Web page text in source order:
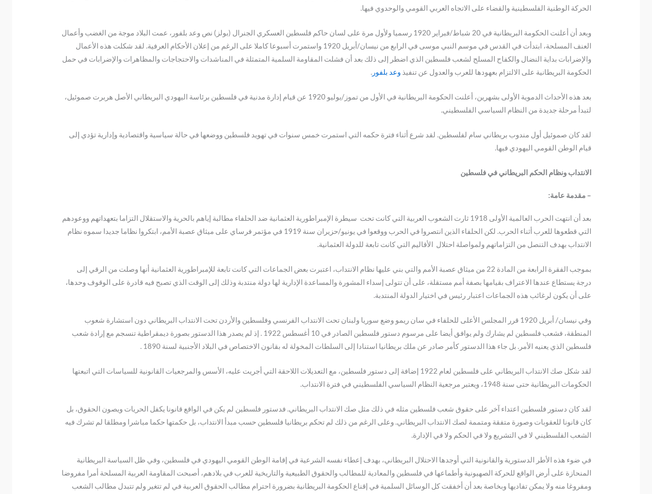
الحركة الوطنية الفلسطينية والقضاء على الاتجاه العربي القومي والوحدوي فيها.
وبعد أن أعلنت الحكومة البريطانية في 20 شباط/فبراير 1920 رسميا ولأول مرة على لسان حاكم فلسطين العسكري الجنرال (بولز) نص وعد بلفور، عمت البلاد موجة من الغضب وأعمال
العنف المسلحة، ابتدأت في القدس في موسم النبي موسى في الرابع من نيسان/أبريل 1920 واستمرت أسبوعا كاملا على الرغم من إعلان الأحكام العرفية. لقد شكلت هذه الأعمال
والإضرابات بداية النضال والكفاح المسلح لشعب فلسطين الذي اضطر إلى ذلك بعد أن فشلت المقاومة السلمية المتمثلة في المناشدات والاحتجاجات والمظاهرات والإضرابات في حمل
الحكومة البريطانية على الالتزام بعهودها للعرب والعدول عن تنفيذ وعد بلفور.
بعد هذه الأحداث الدموية الأولى بشهرين، أعلنت الحكومة البريطانية في الأول من تموز/يوليو 1920 عن قيام إدارة مدنية في فلسطين برئاسة اليهودي البريطاني الأصل هربرت صموئيل،
لتبدأ مرحلة جديدة من النظام السياسي الفلسطيني.
لقد كان صموئيل أول مندوب بريطاني سام لفلسطين. لقد شرع أثناء فترة حكمه التي استمرت خمس سنوات في تهويد فلسطين ووضعها في حالة سياسية واقتصادية وإدارية تؤدي إلى
قيام الوطن القومي اليهودي فيها.
الانتداب ونظام الحكم البريطاني في فلسطين
– مقدمة عامة:
بعد أن انتهت الحرب العالمية الأولى 1918 ثارت الشعوب العربية التي كانت تحت سيطرة الإمبراطورية العثمانية ضد الحلفاء مطالبة إياهم بالحرية والاستقلال التزاما بتعهداتهم ووعودهم
التي قطعوها للعرب أثناء الحرب. لكن الحلفاء الذين انتصروا في الحرب ووقعوا في يونيو/حزيران سنة 1919 في مؤتمر فرساي على ميثاق عصبة الأمم، ابتكروا نظاما جديدا سموه نظام
الانتداب بهدف التنصل من التزاماتهم ولمواصلة احتلال الأقاليم التي كانت تابعة للدولة العثمانية.
بموجب الفقرة الرابعة من المادة 22 من ميثاق عصبة الأمم والتي بني عليها نظام الانتداب، اعتبرت بعض الجماعات التي كانت تابعة للإمبراطورية العثمانية أنها وصلت من الرقي إلى
درجة يستطاع عندها الاعتراف بقيامها بصفة أمم مستقلة، على أن تتولى إسداء المشورة والمساعدة الإدارية لها دولة منتدبة وذلك إلى الوقت الذي تصبح فيه قادرة على الوقوف وحدها،
على أن يكون لرغائب هذه الجماعات اعتبار رئيس في اختيار الدولة المنتدبة.
وفي نيسان/ أبريل 1920 قرر المجلس الأعلى للحلفاء في سان ريمو وضع سوريا ولبنان تحت الانتداب الفرنسي وفلسطين والأردن تحت الانتداب البريطاني دون استشارة شعوب
المنطقة، فشعب فلسطين لم يشارك ولم يوافق أيضا على مرسوم دستور فلسطين الصادر في 10 أغسطس 1922 . إذ لم يصدر هذا الدستور بصورة ديمقراطية تنسجم مع إرادة شعب
فلسطين الذي يعنيه الأمر. بل جاء هذا الدستور كأمر صادر عن ملك بريطانيا استنادا إلى السلطات المخولة له بقانون الاختصاص في البلاد الأجنبية لسنة 1890 .
لقد شكل صك الانتداب البريطاني على فلسطين لعام 1922 إضافة إلى دستور فلسطين، مع التعديلات اللاحقة التي أجريت عليه، الأسس والمرجعيات القانونية للسياسات التي اتبعتها
الحكومات البريطانية حتى سنة 1948، ويعتبر مرجعية النظام السياسي الفلسطيني في فترة الانتداب.
لقد كان دستور فلسطين اعتداء آخر على حقوق شعب فلسطين مثله في ذلك مثل صك الانتداب البريطاني. فدستور فلسطين لم يكن في الواقع قانونا يكفل الحريات ويصون الحقوق، بل
كان قانونا للعقوبات وصورة متفقة ومتممة لصك الانتداب البريطاني. وعلى الرغم من ذلك لم تحكم بريطانيا فلسطين حسب مبدأ الانتداب، بل حكمتها حكما مباشرا ومطلقا لم تشرك فيه
الشعب الفلسطيني لا في التشريع ولا في الحكم ولا في الإدارة.
في ضوء هذه الأطر الدستورية والقانونية التي أوجدها الاحتلال البريطاني، بهدف إعطاء نفسه الشرعية في إقامة الوطن القومي اليهودي في فلسطين، وفي ظل السياسة البريطانية
المنحازة على أرض الواقع للحركة الصهيونية وأطماعها في فلسطين والمعادية للمطالب والحقوق الطبيعية والتاريخية للعرب في بلادهم، أصبحت المقاومة العربية المسلحة أمرا مفروضا
ومفروغا منه ولا يمكن تفاديها وبخاصة بعد أن أخفقت كل الوسائل السلمية في إقناع الحكومة البريطانية بضرورة احترام مطالب الحقوق العربية في لم تتغير ولم تتبدل مطالب الشعب